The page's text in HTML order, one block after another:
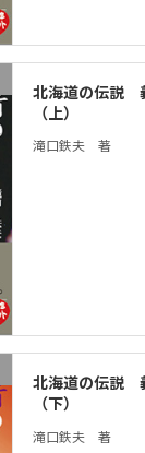
北海道の伝説
（上）
滝口鉄夫 著
北海道の伝説
（下）
滝口鉄夫 著